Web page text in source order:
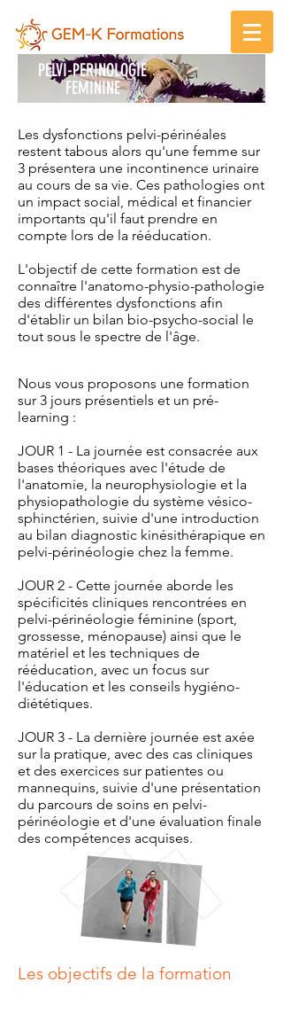
PELVI-PERINOLOGIE
FEMININE
Les dysfonctions pelvi-périnéales
restent tabous alors qu'une femme sur
3 présentera une incontinence urinaire
au cours de sa vie. Ces pathologies ont
un impact social, médical et financier
importants qu'il faut prendre en
compte lors de la rééducation.
L'objectif de cette formation est de
connaître l'anatomo-physio-pathologie
des différentes dysfonctions afin
d'établir un bilan bio-psycho-social le
tout sous le spectre de l'âge.
Nous vous proposons une formation
sur 3 jours présentiels et un pré-
learning :
JOUR 1 - La journée est consacrée aux
bases théoriques avec l'étude de
l'anatomie, la neurophysiologie et la
physiopathologie du système vésico-
sphinctérien, suivie d'une introduction
au bilan diagnostic kinésithérapique en
pelvi-périnéologie chez la femme.
JOUR 2 - Cette journée aborde les
spécificités cliniques rencontrées en
pelvi-périnéologie féminine (sport,
grossesse, ménopause) ainsi que le
matériel et les techniques de
rééducation, avec un focus sur
l'éducation et les conseils hygiéno-
diététiques.
JOUR 3 - La dernière journée est axée
sur la pratique, avec des cas cliniques
et des exercices sur patientes ou
mannequins, suivie d'une présentation
du parcours de soins en pelvi-
périnéologie et d'une évaluation finale
des compétences acquises.
Les objectifs de la formation